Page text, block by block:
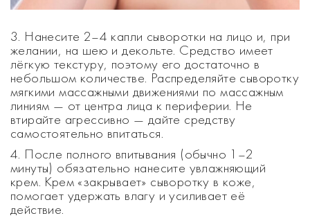
3. Нанесите 2–4 капли сыворотки на лицо и, при
желании, на шею и декольте. Средство имеет
лёгкую текстуру, поэтому его достаточно в
небольшом количестве. Распределяйте сыворотку
мягкими массажными движениями по массажным
линиям — от центра лица к периферии. Не
втирайте агрессивно — дайте средству
самостоятельно впитаться.
4. После полного впитывания (обычно 1–2
минуты) обязательно нанесите увлажняющий
крем. Крем «закрывает» сыворотку в коже,
помогает удержать влагу и усиливает её
действие.